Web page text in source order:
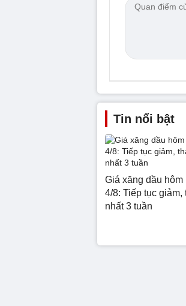
Tin nổi bật
Giá xăng dầu hôm
4/8: Tiếp tục giảm,
nhất 3 tuần